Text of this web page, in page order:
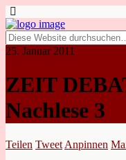
25. Januar 2011
ZEIT
Nachlese 3
Teilen Tweet Anpinnen